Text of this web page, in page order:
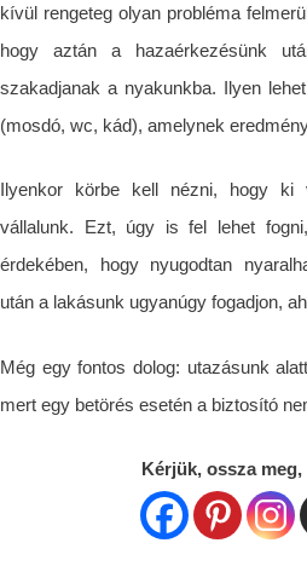
kívül rengeteg olyan probléma
hogy aztán a hazaérkezésünk
szakadjanak a nyakunkba. Ilyen
(mosdó, wc, kád), amelynek
Ilyenkor körbe kell nézni, hogy ki
vállalunk. Ezt, úgy is fel lehet
érdekében, hogy nyugodtan
után a lakásunk ugyanúgy fogadjon,
Még egy fontos dolog: utazásunk
mert egy betörés esetén a biztosító
Kérjük, ossza